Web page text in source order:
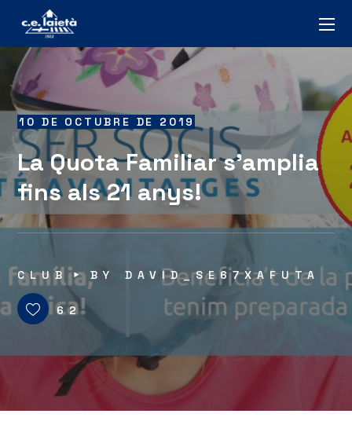
10 DE OCTUBRE DE 2019
La Quota Familiar s’amplia
fins als 21 anys!
CLUB BY DAVID_SE67XAFUTA
62